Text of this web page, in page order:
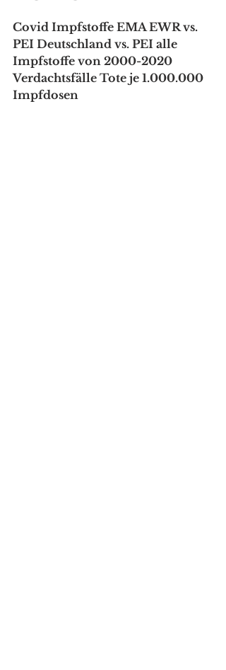
Covid Impfstoffe EMA EWR vs.
PEI Deutschland vs. PEI alle
Impfstoffe von 2000-2020
Verdachtsfälle Tote je 1.000.000
Impfdosen